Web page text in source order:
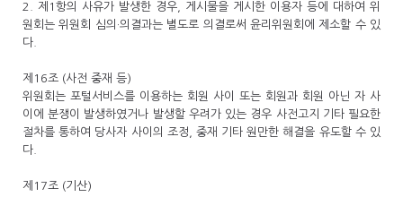
2. 제1항의 사유가 발생한 경우, 게시물을 게시한 이용자 등에 대하여 위
원회는 위원회 심의·의결과는 별도로 의결로써 윤리위원회에 제소할 수 있
다.
제16조 (사전 중재 등)
위원회는 포털서비스를 이용하는 회원 사이 또는 회원과 회원 아닌 자 사
이에 분쟁이 발생하였거나 발생할 우려가 있는 경우 사전고지 기타 필요한
절차를 통하여 당사자 사이의 조정, 중재 기타 원만한 해결을 유도할 수 있
다.
제17조 (기산)